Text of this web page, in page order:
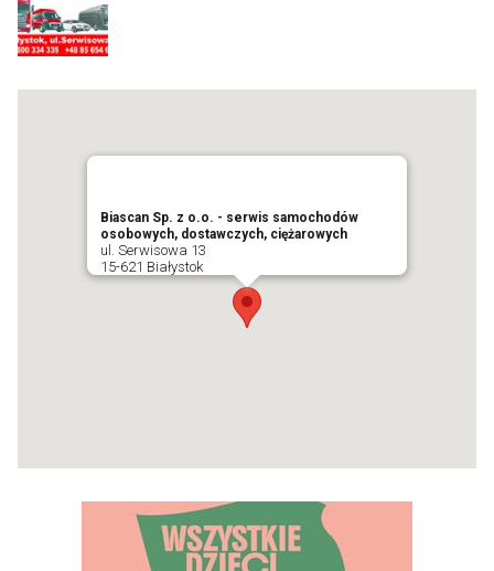
Biascan Sp. z o.o. - serwis samochodów
osobowych, dostawczych, ciężarowych
ul. Serwisowa 13
15-621 Białystok